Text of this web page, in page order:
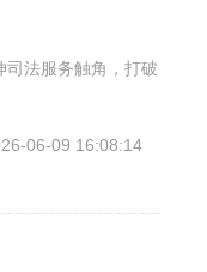
司法服务触角，打破
06-09 16:08:14